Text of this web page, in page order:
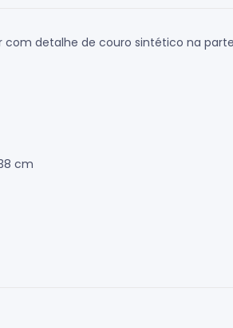
detalhe de couro sintético na
cm